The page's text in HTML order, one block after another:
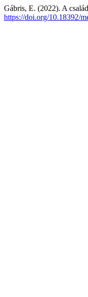
Gábris, E. (2022). A
https://doi.org/10.18392/